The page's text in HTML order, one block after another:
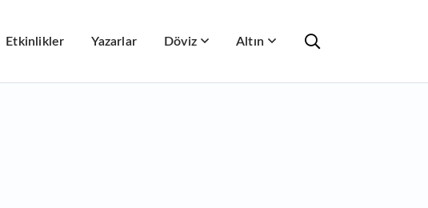
Etkinlikler Yazarlar Döviz Altın